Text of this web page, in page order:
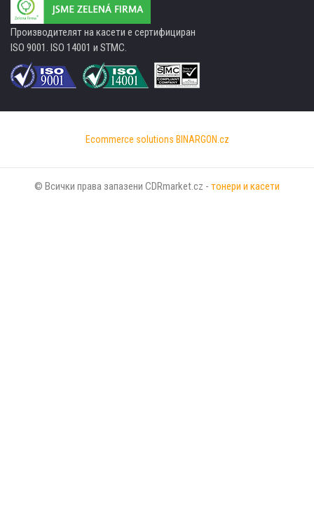
Производителят на касети е сертифициран
ISO 9001. ISO 14001 и STMC.
Ecommerce solutions BINARGON.cz
© Всички права запазени CDRmarket.cz - тонери и касети